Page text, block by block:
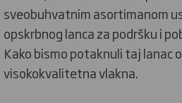
sveobuhvatnim asortimanom
opskrbnog lanca za podršku i
Kako bismo potaknuli taj lanac
visokokvalitetna vlakna.